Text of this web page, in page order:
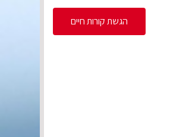
הגשת קורות חיים